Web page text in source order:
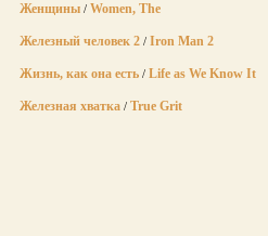
Женщины / Women, The
Железный человек 2 / Iron Man 2
Жизнь, как она есть / Life as We Know It
Железная хватка / True Grit